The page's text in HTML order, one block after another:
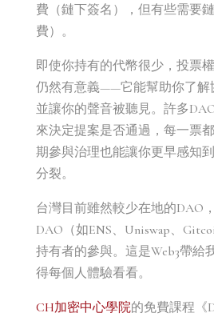
費（鏈下簽名），但有些需要
費）。
即使你持有的代幣很少，投票
仍然有意義——它能幫助你了解
並讓你的聲音被聽見。許多
來決定提案是否通過，每一票
期參與治理也能讓你更早感知
分裂。
台灣目前雖然較少在地的DAO
DAO（如ENS、Uniswap、
持有者的參與。這是Web3帶給
得每個人體驗看看。
CH加密中心學院的免費課程《